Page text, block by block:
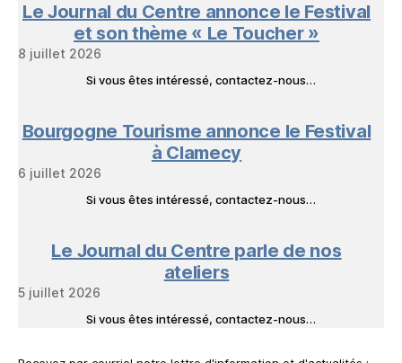
Le Journal du Centre annonce le Festival
et son thème « Le Toucher »
8 juillet 2026
Si vous êtes intéressé, contactez-nous…
Bourgogne Tourisme annonce le Festival
à Clamecy
6 juillet 2026
Si vous êtes intéressé, contactez-nous…
Le Journal du Centre parle de nos
ateliers
5 juillet 2026
Si vous êtes intéressé, contactez-nous…